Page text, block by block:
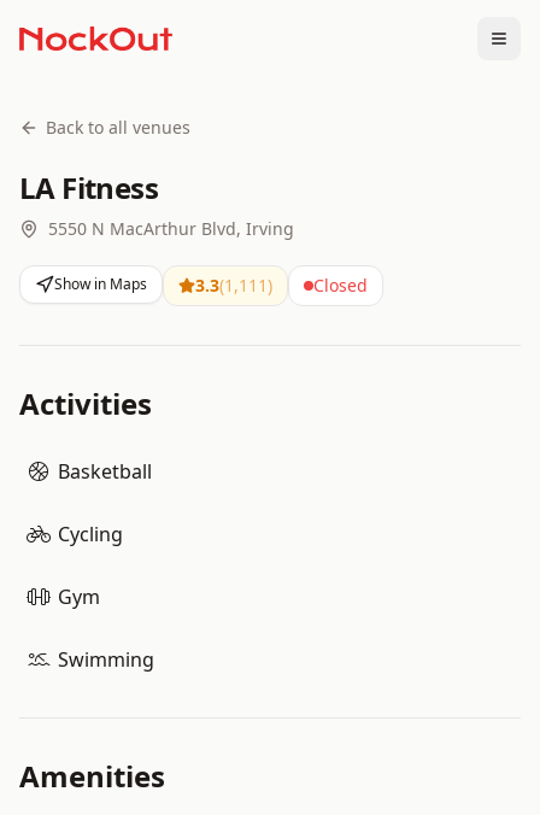
Back to all venues
LA Fitness
5550 N MacArthur Blvd, Irving
Show in Maps 3.3(1,111) Closed
Activities
Basketball
Cycling
Gym
Swimming
Amenities